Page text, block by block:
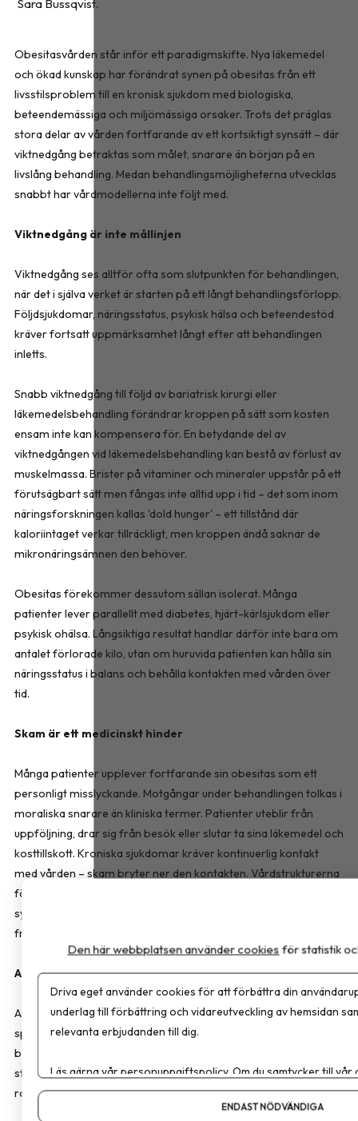
Sara Bussqvist.
Obesitasvården står inför ett paradigmskifte. Nya läkemedel
och ökad kunskap har förändrat synen på obesitas från ett
livsstilsproblem till en kronisk sjukdom med biologiska,
beteendemässiga och miljömässiga orsaker. Trots det präglas
stora delar av vården fortfarande av ett kortsiktigt synsätt – där
viktnedgång betraktas som målet, snarare än början på en
livslång behandling. Medan behandlingsmöjligheterna utvecklas
snabbt har vårdmodellerna inte följt med.
Viktnedgång är inte mållinjen
Viktnedgång ses alltför ofta som slutpunkten för behandlingen,
när det i själva verket är starten på ett långt behandlingsförlopp.
Följdsjukdomar, näringsstatus, psykisk hälsa och beteendestöd
kräver fortsatt uppmärksamhet långt efter att behandlingen
inletts.
Snabb viktnedgång till följd av bariatrisk kirurgi eller
läkemedelsbehandling förändrar kroppen på sätt som kosten
ensam inte kan kompensera för. En betydande del av
viktnedgången vid läkemedelsbehandling kan bestå av förlust av
muskelmassa. Brister på vitaminer och mineraler uppstår på ett
förutsägbart sätt men fångas inte alltid upp i tid – det som inom
näringsforskningen kallas 'dold hunger' – ett tillstånd där
kaloriintaget verkar tillräckligt, men kroppen ändå saknar de
mikronäringsämnen den behöver.
Obesitas förekommer dessutom sällan isolerat. Många
patienter lever parallellt med diabetes, hjärt-kärlsjukdom eller
psykisk ohälsa. Långsiktiga resultat handlar därför inte bara om
antalet förlorade kilo, utan om huruvida patienten kan hålla sin
näringsstatus i balans och behålla kontakten med vården över
tid.
Skam är ett medicinskt hinder
Många patienter upplever fortfarande sin obesitas som ett
personligt misslyckande. Motgångar under behandlingen tolkas i
moraliska snarare än kliniska termer. Patienter uteblir från
uppföljning, drar sig från besök eller slutar ta sina läkemedel och
kosttillskott. Kroniska sjukdomar kräver kontinuerlig kontakt
med vården – skam bryter ner den kontakten. Vårdstrukturerna
förstärker ofta problemet utan att ha för avsikt att göra det:
systemet är uppbyggt kring enskilda behandlingstillfällen, och
framgång mäts alltför ofta i kilo snarare än i hållbar hälsa.
Apoteket kan fylla en stor lucka
Ansvaret för den långsiktiga obesitasvården riskerar att
splittras mellan olika vårdgivare. Nutritionsuppföljning,
behandlingsstöd och löpande patientkontakt hamnar lätt mellan
stolarna. Det är precis här apoteket kan spela en mycket större
roll.
Den här webbplatsen använder cookies för statistik
Driva eget använder cookies för att förbättra din
underlag till förbättring och vidareutveckling av hemsidan
relevanta erbjudanden till dig.
Läs gärna vårpersonuppgiftspolicy. Om du samtycker till vår
Om du vill ändra ditt val i efterhand hittar du den möjligheten
ENDAST NÖDVÄNDIGA